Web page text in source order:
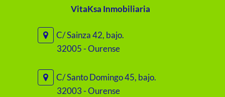
VitaKsa Inmobiliaria
C/ Sainza 42, bajo.
32005 - Ourense
C/ Santo Domingo 45, bajo.
32003 - Ourense